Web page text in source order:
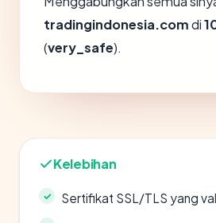
tradingindonesia.comdi
(very_safe).
Kelebihan
Sertifikat SSL/TLS yang